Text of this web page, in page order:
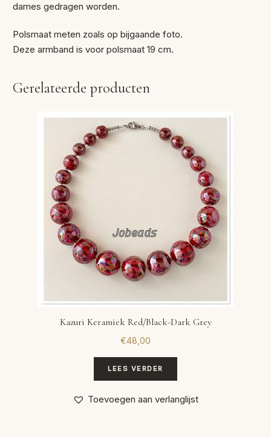
dames gedragen worden.
Polsmaat meten zoals op bijgaande foto.
Deze armband is voor polsmaat 19 cm.
Gerelateerde producten
Kazuri Keramiek Red/Black-Dark Grey
€48,00
LEES VERDER
Toevoegen aan verlanglijst